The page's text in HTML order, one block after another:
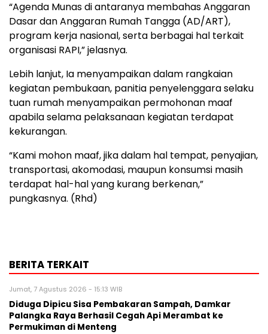
“Agenda Munas di antaranya membahas Anggaran
Dasar dan Anggaran Rumah Tangga (AD/ART),
program kerja nasional, serta berbagai hal terkait
organisasi RAPI,” jelasnya.
Lebih lanjut, Ia menyampaikan dalam rangkaian
kegiatan pembukaan, panitia penyelenggara selaku
tuan rumah menyampaikan permohonan maaf
apabila selama pelaksanaan kegiatan terdapat
kekurangan.
“Kami mohon maaf, jika dalam hal tempat, penyajian,
transportasi, akomodasi, maupun konsumsi masih
terdapat hal-hal yang kurang berkenan,”
pungkasnya. (Rhd)
BERITA TERKAIT
Jumat, 7 Agustus 2026 - 15:13 WIB
Diduga Dipicu Sisa Pembakaran Sampah, Damkar
Palangka Raya Berhasil Cegah Api Merambat ke
Permukiman di Menteng